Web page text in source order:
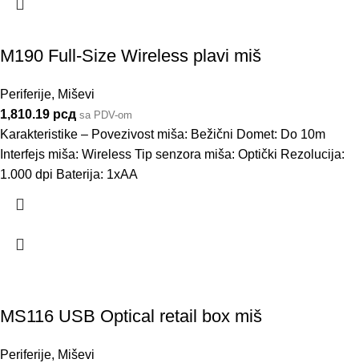
M190 Full-Size Wireless plavi miš
Periferije, Miševi
1,810.19 рсд sa PDV-om
Karakteristike – Povezivost miša: Bežični Domet: Do 10m
Interfejs miša: Wireless Tip senzora miša: Optički Rezolucija:
1.000 dpi Baterija: 1xAA
MS116 USB Optical retail box miš
Periferije, Miševi